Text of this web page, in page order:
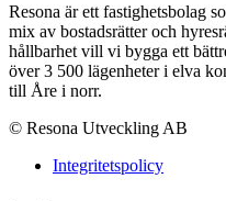
Resona är ett fastighetsbolag
mix av bostadsrätter och
hållbarhet vill vi bygga ett
över 3 500 lägenheter i elva
till Åre i norr.
© Resona Utveckling AB
Integritetspolicy